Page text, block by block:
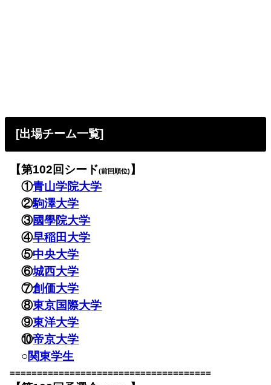
[出場チーム一覧]
【第102回シード(前回順位) 】
①青山学院大学
②駒澤大学
③國學院大学
④早稲田大学
⑤中央大学
⑥城西大学
⑦創価大学
⑧東京国際大学
⑨東洋大学
⑩帝京大学
○関東学生
=====================================